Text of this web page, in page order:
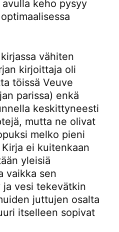
keho pysyy
vähiten
kirjoittaja oli
töissä Veuve
parissa) enkä
keskittyneesti
mutta ne olivat
melko pieni
ei kuitenkaan
yleisiä
vaikka sen
ja vesi tekevätkin
juttujen osalta
itselleen sopivat